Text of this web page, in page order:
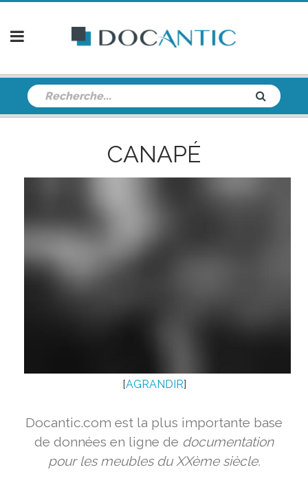
CANAPÉ
[AGRANDIR]
Docantic.com est la plus importante base
de données en ligne de documentation
pour les meubles du XXème siècle.